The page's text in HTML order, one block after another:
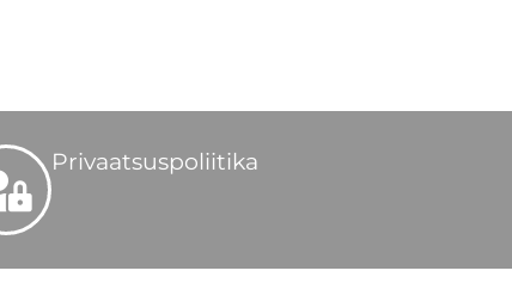
Privaatsuspoliitika